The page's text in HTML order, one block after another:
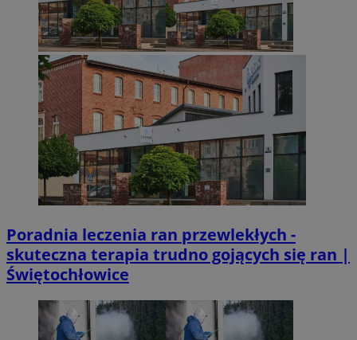
Poradnia leczenia ran przewlekłych -
skuteczna terapia trudno gojących się ran |
Świętochłowice